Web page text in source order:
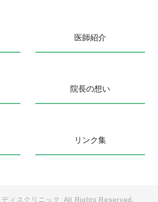
医師紹介
院長の想い
リンク集
ィスクリニック All Rights Reserved.